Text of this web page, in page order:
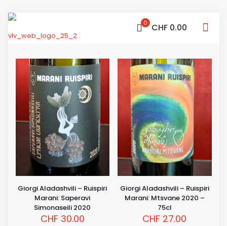
0 CHF 0.00
Giorgi Aladashvili – Ruispiri
Marani: Saperavi
Simonaseili 2020
CHF30.00
Giorgi Aladashvili – Ruispiri
Marani: Mtsvane 2020 –
75cl
CHF 27.00